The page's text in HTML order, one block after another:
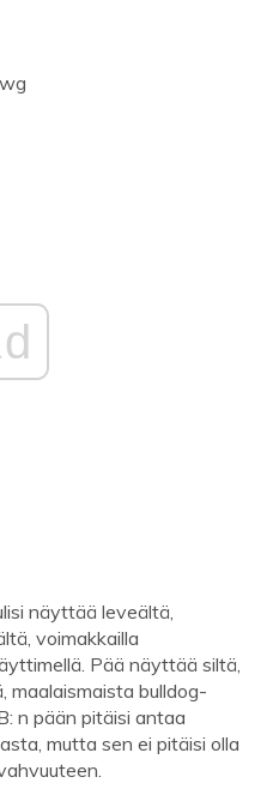
näyttää leveältä,
voimakkailla
Pää näyttää siltä,
maalaismaista bulldog-
n pään pitäisi antaa
mutta sen ei pitäisi olla